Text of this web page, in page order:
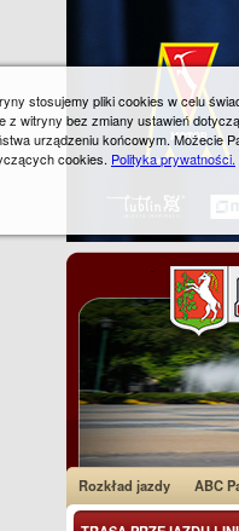
Rozkład jazdy ABC
stosujemy pliki cookies w celu
z witryny bez zmiany ustawień
urządzeniu końcowym. Możecie
cookies. Polityka prywatności.